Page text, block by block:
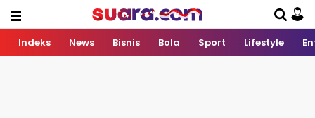
Indeks News Bisnis Bola Sport Lifestyle